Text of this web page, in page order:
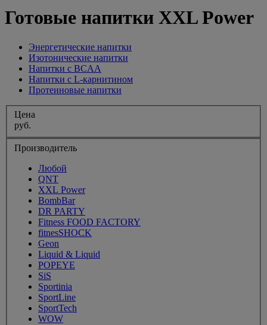
Готовые напитки XXL Power
Энергетические напитки
Изотонические напитки
Напитки с BCAA
Напитки с L-карнитином
Протеиновые напитки
Цена
руб.
Производитель
Любой
QNT
XXL Power
BombBar
DR PARTY
Fitness FOOD FACTORY
fitnesSHOCK
Geon
Liquid & Liquid
POPEYE
SiS
Sportinia
SportLine
SportTech
WOW